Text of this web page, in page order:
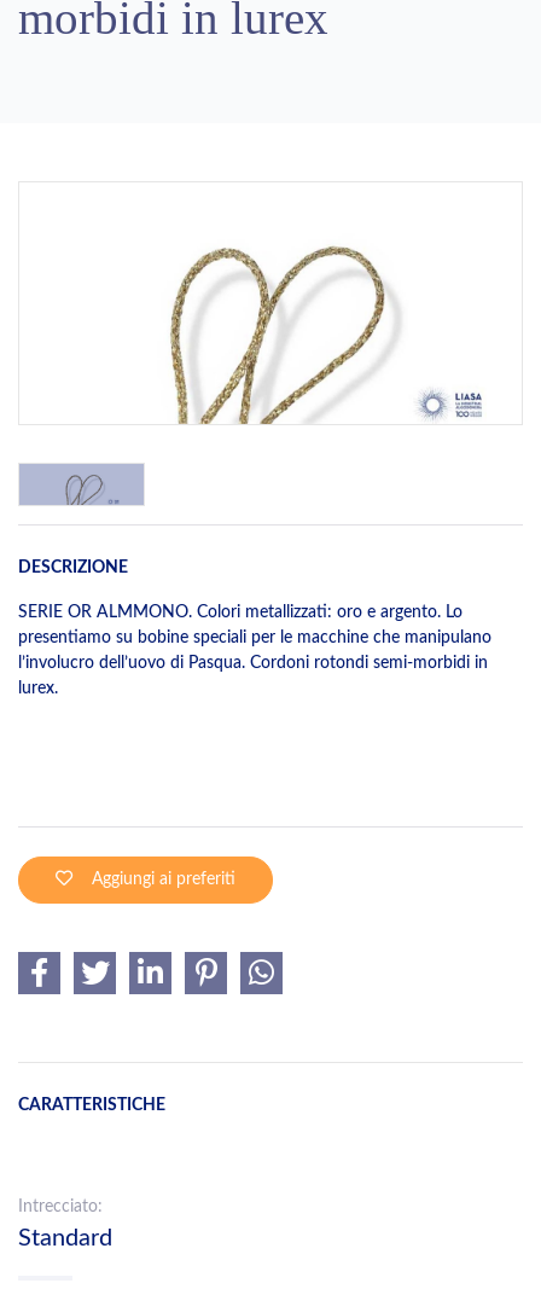
morbidi in lurex
DESCRIZIONE
SERIE OR ALMMONO. Colori metallizzati: oro e argento. Lo
presentiamo su bobine speciali per le macchine che manipulano
l’involucro dell’uovo di Pasqua. Cordoni rotondi semi-morbidi in
lurex.
Aggiungi ai preferiti
CARATTERISTICHE
Intrecciato:
Standard